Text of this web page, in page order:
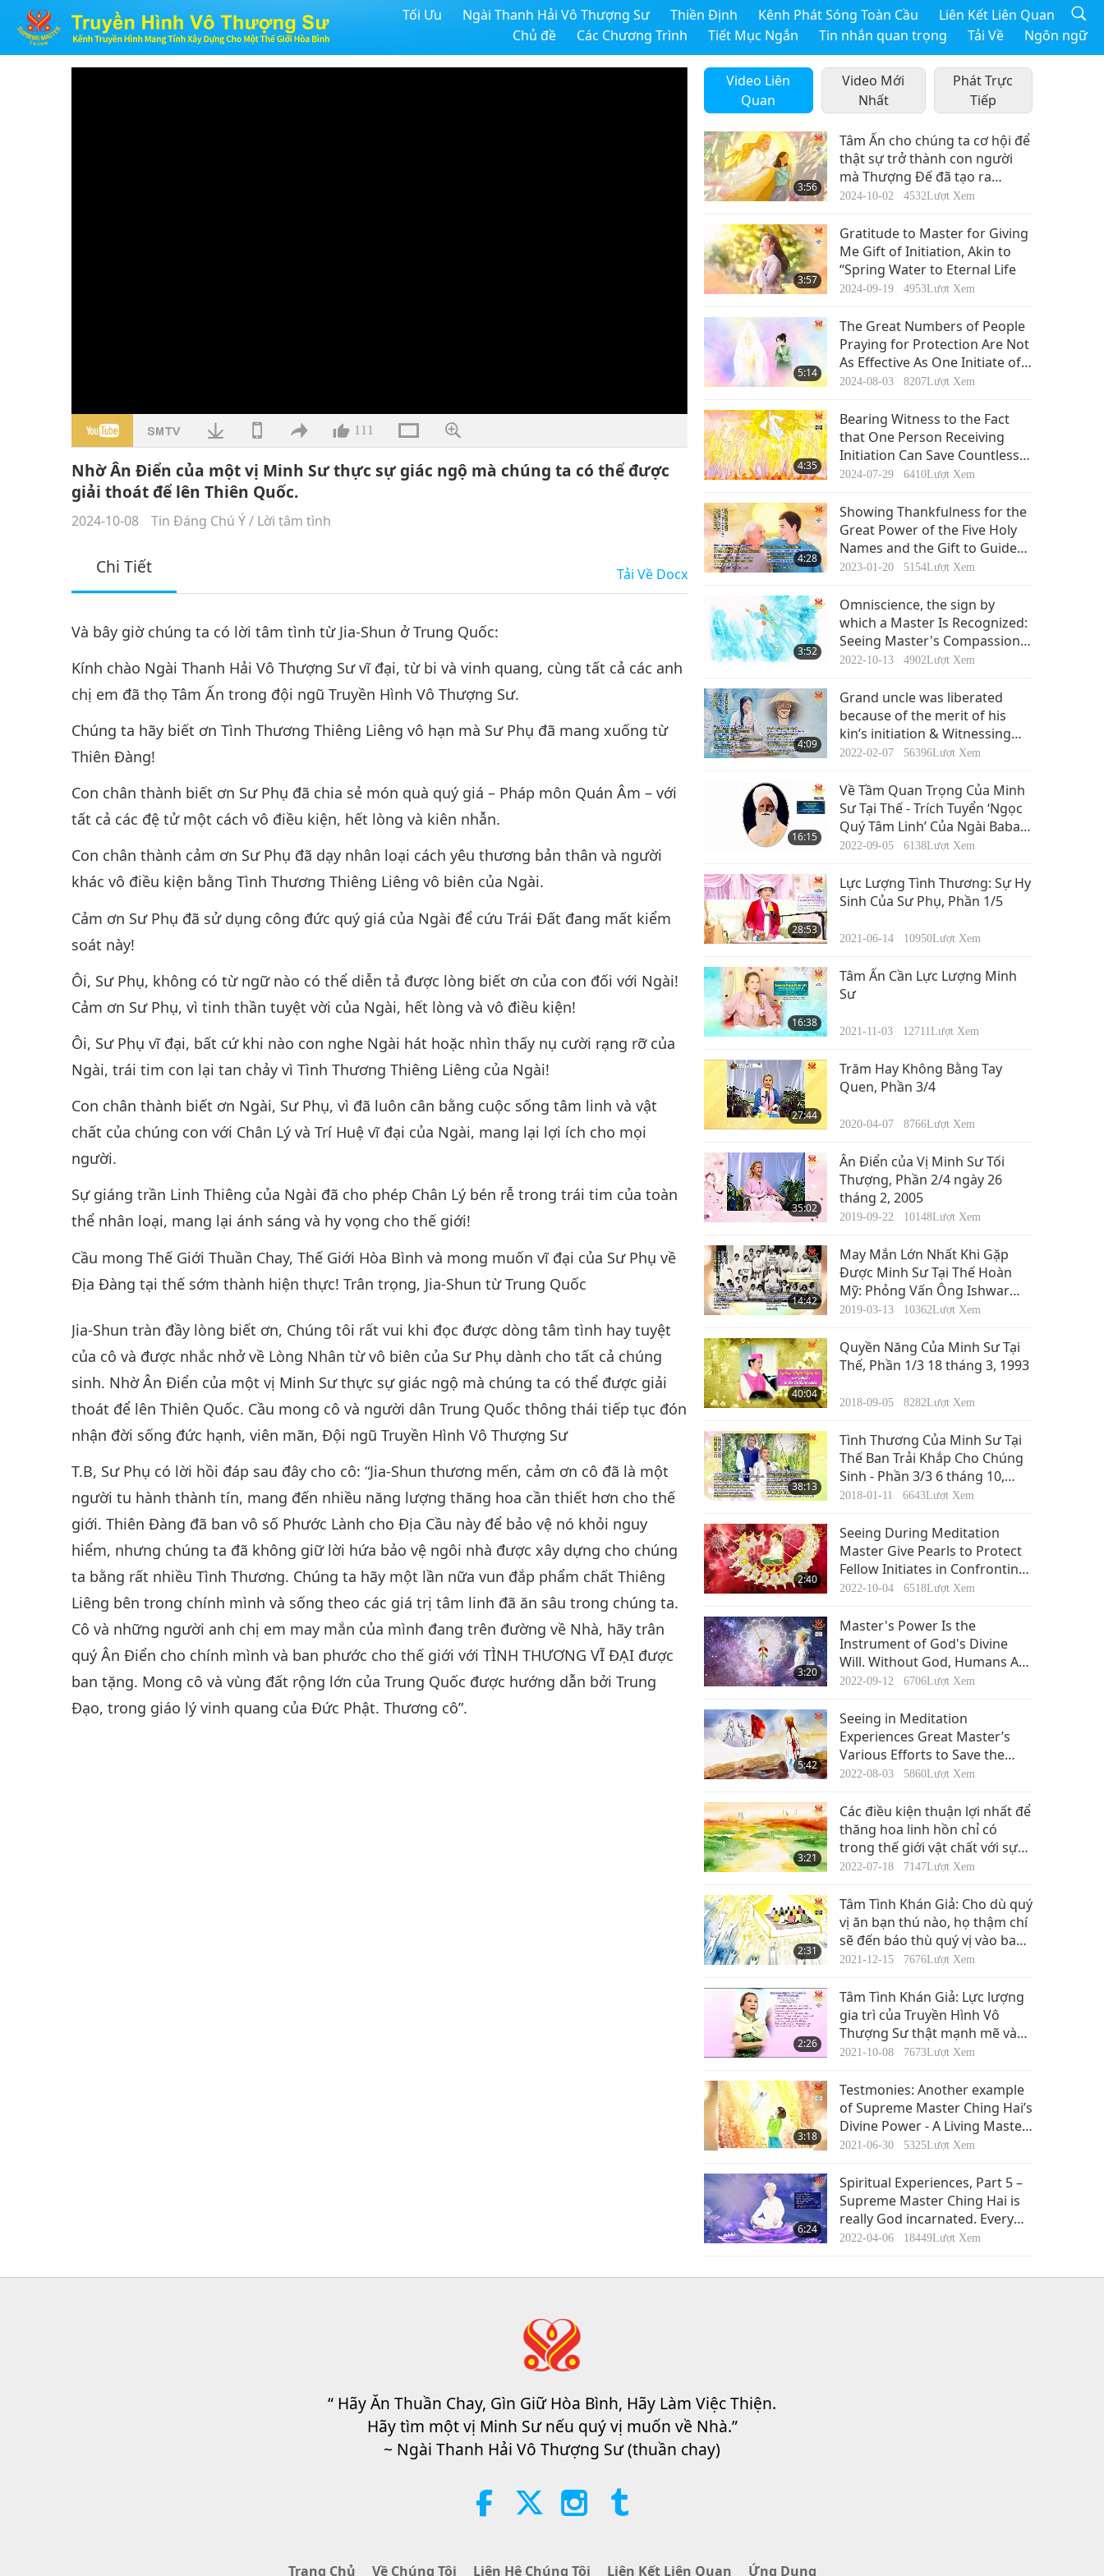
Tối Ưu Ngài Thanh Hải Vô Thượng Sư Thiền Định Kênh Phát Sóng Toàn Cầu
Liên Kết Liên Quan
Chủ đề
Các Chương Trình Tiết Mục Ngắn Tin nhắn quan trọng Tải Về Ngôn ngữ
111
Nhờ Ân Điển của một vị Minh Sư thực sự giác ngộ mà chúng ta có thể được
giải thoát để lên Thiên Quốc.
2024-10-08 Tin Đáng Chú Ý/ Lời tâm tình
Chi Tiết Tải Về Docx
Và bây giờ chúng ta có lời tâm tình từ Jia-Shun ở Trung Quốc:
Kính chào Ngài Thanh Hải Vô Thượng Sư vĩ đại, từ bi và vinh quang, cùng tất cả các anh
chị em đã thọ Tâm Ấn trong đội ngũ Truyền Hình Vô Thượng Sư.
Chúng ta hãy biết ơn Tình Thương Thiêng Liêng vô hạn mà Sư Phụ đã mang xuống từ
Thiên Đàng!
Con chân thành biết ơn Sư Phụ đã chia sẻ món quà quý giá – Pháp môn Quán Âm – với
tất cả các đệ tử một cách vô điều kiện, hết lòng và kiên nhẫn.
Con chân thành cảm ơn Sư Phụ đã dạy nhân loại cách yêu thương bản thân và người
khác vô điều kiện bằng Tình Thương Thiêng Liêng vô biên của Ngài.
Cảm ơn Sư Phụ đã sử dụng công đức quý giá của Ngài để cứu Trái Đất đang mất kiểm
soát này!
Ôi, Sư Phụ, không có từ ngữ nào có thể diễn tả được lòng biết ơn của con đối với Ngài!
Cảm ơn Sư Phụ, vì tinh thần tuyệt vời của Ngài, hết lòng và vô điều kiện!
Ôi, Sư Phụ vĩ đại, bất cứ khi nào con nghe Ngài hát hoặc nhìn thấy nụ cười rạng rỡ của
Ngài, trái tim con lại tan chảy vì Tình Thương Thiêng Liêng của Ngài!
Con chân thành biết ơn Ngài, Sư Phụ, vì đã luôn cân bằng cuộc sống tâm linh và vật
chất của chúng con với Chân Lý và Trí Huệ vĩ đại của Ngài, mang lại lợi ích cho mọi
người.
Sự giáng trần Linh Thiêng của Ngài đã cho phép Chân Lý bén rễ trong trái tim của toàn
thể nhân loại, mang lại ánh sáng và hy vọng cho thế giới!
Cầu mong Thế Giới Thuần Chay, Thế Giới Hòa Bình và mong muốn vĩ đại của Sư Phụ về
Địa Đàng tại thế sớm thành hiện thực! Trân trọng, Jia-Shun từ Trung Quốc
Jia-Shun tràn đầy lòng biết ơn, Chúng tôi rất vui khi đọc được dòng tâm tình hay tuyệt
của cô và được nhắc nhở về Lòng Nhân từ vô biên của Sư Phụ dành cho tất cả chúng
sinh. Nhờ Ân Điển của một vị Minh Sư thực sự giác ngộ mà chúng ta có thể được giải
thoát để lên Thiên Quốc. Cầu mong cô và người dân Trung Quốc thông thái tiếp tục đón
nhận đời sống đức hạnh, viên mãn, Đội ngũ Truyền Hình Vô Thượng Sư
T.B, Sư Phụ có lời hồi đáp sau đây cho cô: “Jia-Shun thương mến, cảm ơn cô đã là một
người tu hành thành tín, mang đến nhiều năng lượng thăng hoa cần thiết hơn cho thế
giới. Thiên Đàng đã ban vô số Phước Lành cho Địa Cầu này để bảo vệ nó khỏi nguy
hiểm, nhưng chúng ta đã không giữ lời hứa bảo vệ ngôi nhà được xây dựng cho chúng
ta bằng rất nhiều Tình Thương. Chúng ta hãy một lần nữa vun đắp phẩm chất Thiêng
Liêng bên trong chính mình và sống theo các giá trị tâm linh đã ăn sâu trong chúng ta.
Cô và những người anh chị em may mắn của mình đang trên đường về Nhà, hãy trân
quý Ân Điển cho chính mình và ban phước cho thế giới với TÌNH THƯƠNG VĨ ĐẠI được
ban tặng. Mong cô và vùng đất rộng lớn của Trung Quốc được hướng dẫn bởi Trung
Đạo, trong giáo lý vinh quang của Đức Phật. Thương cô”.
Video Liên
Quan
Video Mới
Nhất
Phát Trực
Tiếp
3:56
Tâm Ấn cho chúng ta cơ hội để
thật sự trở thành con người
mà Thượng Đế đã tạo ra
chúng ta,và để trở về Nhà.
2024-10-02 4532Lượt Xem
3:57
Gratitude to Master for Giving
Me Gift of Initiation, Akin to
“Spring Water to Eternal Life
2024-09-19 4953Lượt Xem
5:14
The Great Numbers of People
Praying for Protection Are Not
As Effective As One Initiate of
the Quan Yin Method
2024-08-03 8207Lượt Xem
4:35
Bearing Witness to the Fact
that One Person Receiving
Initiation Can Save Countless
Beings in Their Ancestral Line
2024-07-29 6410Lượt Xem
4:28
Showing Thankfulness for the
Great Power of the Five Holy
Names and the Gift to Guide
My Father to be Liberated
2023-01-20 5154Lượt Xem
3:52
Omniscience, the sign by
which a Master Is Recognized:
Seeing Master's Compassion,
Love and Liberation of Five
2022-10-13 4902Lượt Xem
4:09
Grand uncle was liberated
because of the merit of his
kin’s initiation & Witnessing
people fall into dismembering
people
2022-02-07 56396Lượt Xem
16:15
Về Tầm Quan Trọng Của Minh
Sư Tại Thế - Trích Tuyển ‘Ngọc
Quý Tâm Linh’ Của Ngài Baba
Sawan Singh Ji (trường chay),
2022-09-05 6138Lượt Xem
28:53
Lực Lượng Tình Thương: Sự Hy
Sinh Của Sư Phụ, Phần 1/5
2021-06-14 10950Lượt Xem
16:38
Tâm Ấn Cần Lực Lượng Minh
Sư
2021-11-03 12711Lượt Xem
27:44
Trăm Hay Không Bằng Tay
Quen, Phần 3/4
2020-04-07 8766Lượt Xem
35:02
Ân Điển của Vị Minh Sư Tối
Thượng, Phần 2/4 ngày 26
tháng 2, 2005
2019-09-22 10148Lượt Xem
14:42
May Mắn Lớn Nhất Khi Gặp
Được Minh Sư Tại Thế Hoàn
Mỹ: Phỏng Vấn Ông Ishwar
Puri Ji, Phần 1/4
2019-03-13 10362Lượt Xem
40:04
Quyền Năng Của Minh Sư Tại
Thế, Phần 1/3 18 tháng 3, 1993
2018-09-05 8282Lượt Xem
38:13
Tình Thương Của Minh Sư Tại
Thế Ban Trải Khắp Cho Chúng
Sinh - Phần 3/3 6 tháng 10,
2016
2018-01-11 6643Lượt Xem
2:40
Seeing During Meditation
Master Give Pearls to Protect
Fellow Initiates in Confronting
Obstacles
2022-10-04 6518Lượt Xem
3:20
Master's Power Is the
Instrument of God's Divine
Will. Without God, Humans Are
Very Vulnerable to the
2022-09-12 6706Lượt Xem
5:42
Seeing in Meditation
Experiences Great Master’s
Various Efforts to Save the
World
2022-08-03 5860Lượt Xem
3:21
Các điều kiện thuận lợi nhất để
thăng hoa linh hồn chỉ có
trong thế giới vật chất với sự
hiện diện của một Minh Sư tại
2022-07-18 7147Lượt Xem
2:31
Tâm Tình Khán Giả: Cho dù quý
vị ăn bạn thú nào, họ thậm chí
sẽ đến báo thù quý vị vào ban
đêm. Vào ngày thọ Tâm Ấn, tất
thù của các đồng tu đều được
giải thoát
2021-12-15 7676Lượt Xem
2:26
Tâm Tình Khán Giả: Lực lượng
gia trì của Truyền Hình Vô
Thượng Sư thật mạnh mẽ và
vượt ra ngoài thế giới này
2021-10-08 7673Lượt Xem
3:18
Testmonies: Another example
of Supreme Master Ching Hai’s
Divine Power - A Living Master
can save all redeemable souls
2021-06-30 5325Lượt Xem
6:24
Spiritual Experiences, Part 5 –
Supreme Master Ching Hai is
really God incarnated. Every
word She says is true.
2022-04-06 18449Lượt Xem
“ Hãy Ăn Thuần Chay, Gìn Giữ Hòa Bình, Hãy Làm Việc Thiện.
Hãy tìm một vị Minh Sư nếu quý vị muốn về Nhà.”
~ Ngài Thanh Hải Vô Thượng Sư (thuần chay)
Trang Chủ Về Chúng Tôi Liên Hệ Chúng Tôi Liên Kết Liên Quan Ứng Dụng